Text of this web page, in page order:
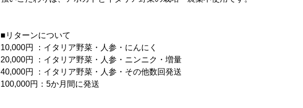
■リターンについて
10,000円 ：イタリア野菜・人参・にんにく
20,000円 ：イタリア野菜・人参・ニンニク・増量
40,000円 ：イタリア野菜・人参・その他数回発送
100,000円：5か月間に発送